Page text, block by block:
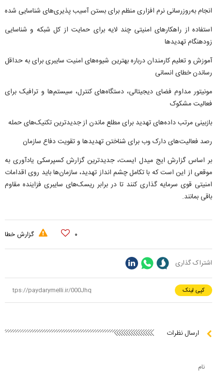
انجام به‌روزرسانی نرم افزاری منظم برای بستن آسیب پذیری‌های شناسایی شده
استفاده از راهکارهای امنیتی چند لایه برای حمایت از کل شبکه و شناسایی
زودهنگام تهدیدها
آموزش و تعلیم کارمندان درباره بهترین شیوه‌های امنیت سایبری برای به حداقل
رساندن خطای انسانی
مونیتور مداوم فضای دیجیتالی، دستگاه‌های کنترل، سیستم‌ها و ترافیک برای
فعالیت مشکوک
بازبینی مرتب داده‌های تهدید برای مطلع ماندن از جدیدترین تکنیک‌های حمله
رصد فعالیت‌های دارک وب برای شناختن تهدیدها و تقویت دفاع سازمان
بر اساس گزارش ایج میدل ایست، جدیدترین گزارش کسپرسکی یادآوری به
موقعی از این است که با تکامل چشم انداز تهدید، سازمان‌ها باید روی اقدامات
امنیتی قوی سرمایه گذاری کنند تا در برابر ریسک‌های سایبری فزاینده مقاوم
باقی بمانند.
۰ گزارش خطا
اشتراک گذاری
کپی لینک
ارسال نظرات
نام